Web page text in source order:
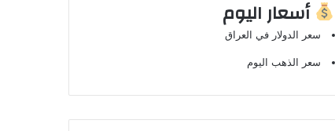
أسعار اليوم
سعر الدولار في العراق
سعر الذهب اليوم